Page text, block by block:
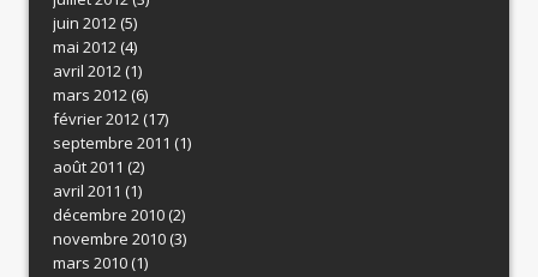
juin 2012(5)
mai 2012(4)
avril 2012(1)
mars 2012(6)
février 2012(17)
septembre 2011 (1)
août 2011 (2)
avril 2011 (1)
décembre 2010(2)
novembre 2010(3)
mars 2010(1)